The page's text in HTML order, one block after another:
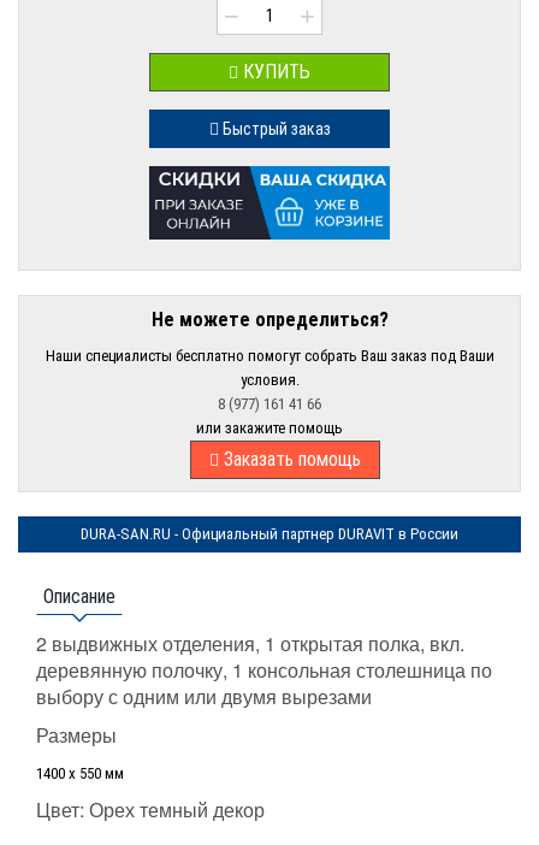
− +
КУПИТЬ
Быстрый заказ
Не можете определиться?
Наши специалисты бесплатно помогут собрать Ваш заказ под Ваши
условия.
8 (977) 161 41 66
или закажите помощь
Заказать помощь
DURA-SAN.RU - Официальный партнер DURAVIT в России
Описание
2 выдвижных отделения, 1 открытая полка, вкл.
деревянную полочку, 1 консольная столешница по
выбору с одним или двумя вырезами
Размеры
1400 x 550 мм
Цвет: Орех темный декор